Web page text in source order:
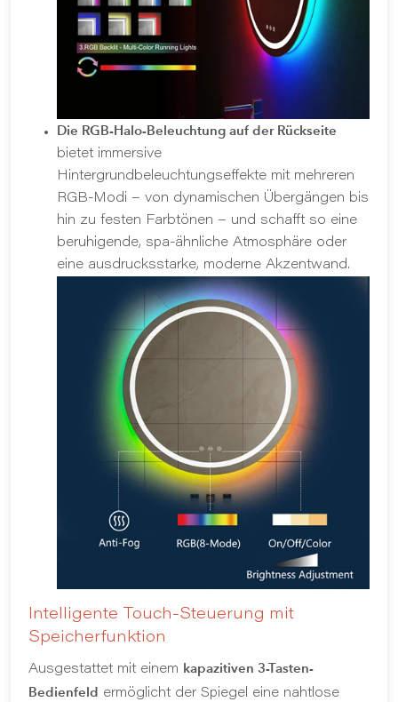
Die RGB-Halo-Beleuchtung auf der Rückseite
bietet immersive
Hintergrundbeleuchtungseffekte mit mehreren
RGB-Modi – von dynamischen Übergängen bis
hin zu festen Farbtönen – und schafft so eine
beruhigende, spa-ähnliche Atmosphäre oder
eine ausdrucksstarke, moderne Akzentwand.
Intelligente Touch-Steuerung mit
Speicherfunktion
Ausgestattet mit einem kapazitiven 3-Tasten-
Bedienfeld ermöglicht der Spiegel eine nahtlose